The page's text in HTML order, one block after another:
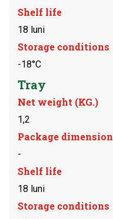
Shelf life
18 luni
Storage conditions
-18°C
Tray
Net weight (KG.)
1,2
Package dimension
-
Shelf life
18 luni
Storage conditions